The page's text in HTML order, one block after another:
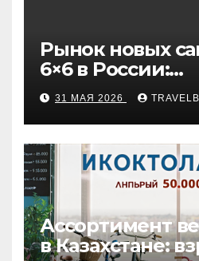
Рынок новых
6×6 в России:
31 МАЯ 2026
Ассортимент
в Казахстане: